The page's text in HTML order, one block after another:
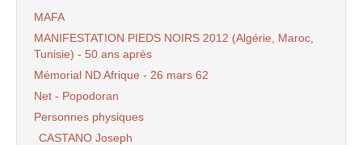
MAFA
MANIFESTATION PIEDS NOIRS 2012 (Algérie, Maroc,
Tunisie) - 50 ans après
Mémorial ND Afrique - 26 mars 62
Net - Popodoran
Personnes physiques
CASTANO Joseph